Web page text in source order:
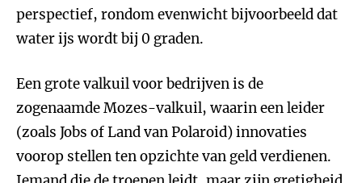
perspectief, rondom evenwicht bijvoorbeeld dat
water ijs wordt bij 0 graden.
Een grote valkuil voor bedrijven is de
zogenaamde Mozes-valkuil, waarin een leider
(zoals Jobs of Land van Polaroid) innovaties
voorop stellen ten opzichte van geld verdienen.